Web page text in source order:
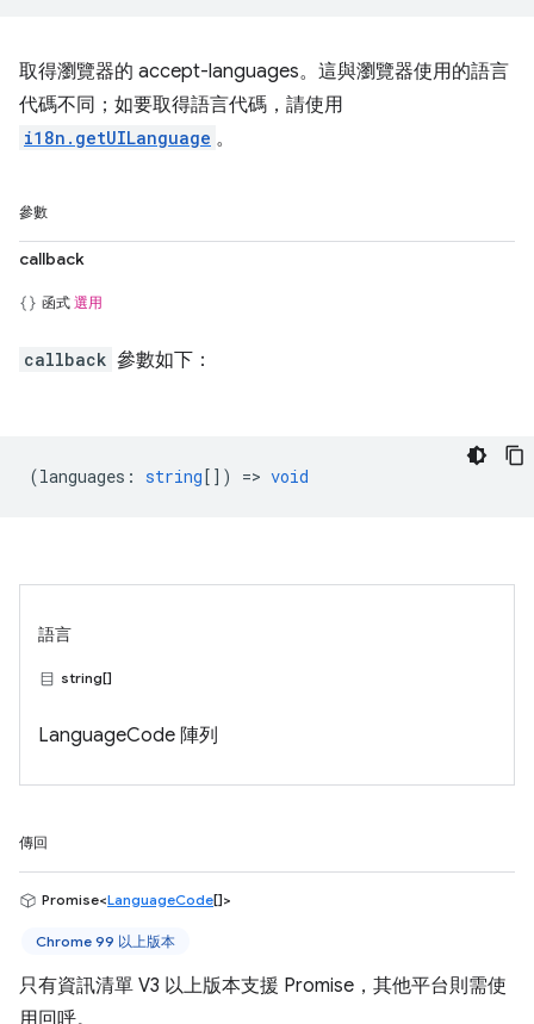
取得瀏覽器的 accept-languages。這與瀏覽器使用的語言
代碼不同；如要取得語言代碼，請使用
i18n.getUILanguage 。
參數
callback
函式 選用
callback 參數如下：
(languages : string[]) => void
語言
string[]
LanguageCode 陣列
傳回
Promise<LanguageCode[]>
Chrome 99 以上版本
只有資訊清單 V3 以上版本支援 Promise，其他平台則需使
用回呼。